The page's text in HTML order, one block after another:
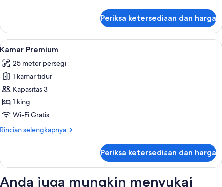
Kamar
Keluarga
Periksa ketersediaan dan harga
Lihat
semua
foto
untuk
Kamar
Premium
Seprai katun Mesir, seprai premium,
5
Kamar Premium
25 meter persegi
1 kamar tidur
Kapasitas 3
1 king
Wi-Fi Gratis
Rincian selengkapnya
Rincian
Kamar
Periksa ketersediaan dan harga
Anda juga mungkin menyukai